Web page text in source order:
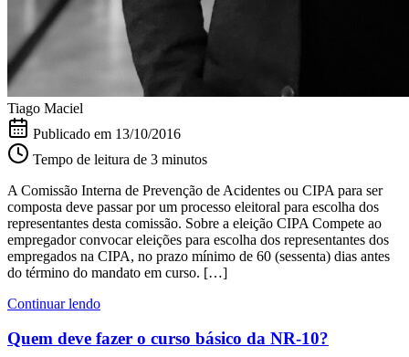
Tiago Maciel
Publicado em 13/10/2016
Tempo de leitura de 3 minutos
A Comissão Interna de Prevenção de Acidentes ou CIPA para ser
composta deve passar por um processo eleitoral para escolha dos
representantes desta comissão. Sobre a eleição CIPA Compete ao
empregador convocar eleições para escolha dos representantes dos
empregados na CIPA, no prazo mínimo de 60 (sessenta) dias antes
do término do mandato em curso. […]
Continuar lendo
Quem deve fazer o curso básico da NR-10?